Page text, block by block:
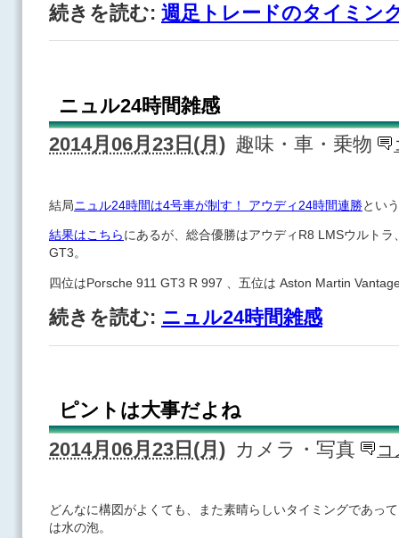
続きを読む: 週足トレードのタイミン
ニュル24時間雑感
2014月06月23日(月) 趣味・車・乗物
結局ニュル24時間は4号車が制す！ アウディ24時間連勝とい
結果はこちら にあるが、総合優勝はアウディR8 LMSウルト
GT3。
四位はPorsche 911 GT3 R 997 、五位は Aston Martin
続きを読む: ニュル24時間雑感
ピントは大事だよね
2014月06月23日(月) カメラ・写真
どんなに構図がよくても、また素晴らしいタイミングであっ
は水の泡。